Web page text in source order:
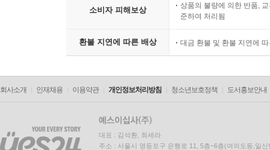
소비자 피해보상
상품의 불량에 의한 반품,
준하여 처리됨
환불 지연에 따른 배상 대금 환불 및 환불 지연에
회사소개 인재채용 이용약관 개인정보처리방침 청소년보호정책 도서홍보안내
대표 : 김석환, 최세라
주소 : 서울시 영등포구 은행로 11, 5층~6층(여의도동,일신